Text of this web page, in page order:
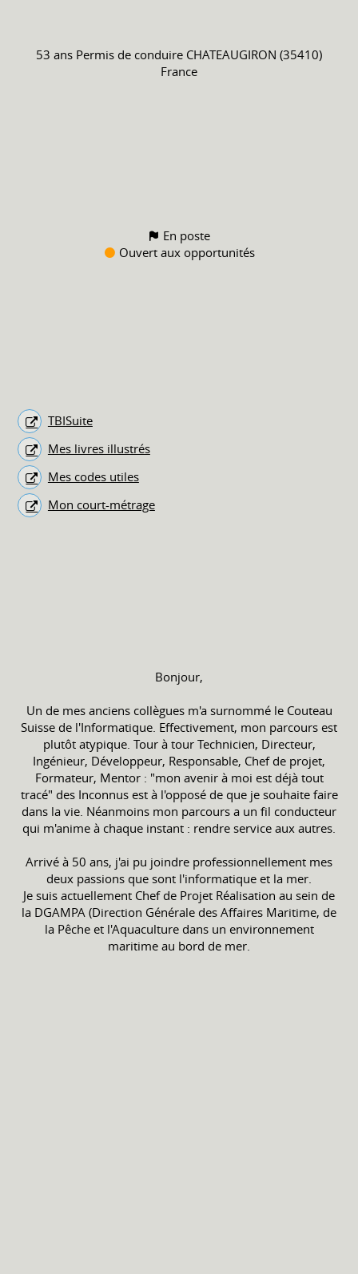
53 ans Permis de conduire CHATEAUGIRON (35410)
France
En poste
Ouvert aux opportunités
TBISuite
Mes livres illustrés
Mes codes utiles
Mon court-métrage
Bonjour,
Un de mes anciens collègues m'a surnommé le Couteau
Suisse de l'Informatique. Effectivement, mon parcours est
plutôt atypique. Tour à tour Technicien, Directeur,
Ingénieur, Développeur, Responsable, Chef de projet,
Formateur, Mentor : "mon avenir à moi est déjà tout
tracé" des Inconnus est à l'opposé de que je souhaite faire
dans la vie. Néanmoins mon parcours a un fil conducteur
qui m'anime à chaque instant : rendre service aux autres.
Arrivé à 50 ans, j'ai pu joindre professionnellement mes
deux passions que sont l'informatique et la mer.
Je suis actuellement Chef de Projet Réalisation au sein de
la DGAMPA (Direction Générale des Affaires Maritime, de
la Pêche et l'Aquaculture dans un environnement
maritime au bord de mer.